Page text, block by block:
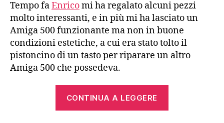
Amiga
con
parti
Apple
Tempo faEnricomi ha regalato alcuni pezzi
molto interessanti, e in più mi ha lasciato un
Amiga 500 funzionante ma non in buone
condizioni estetiche, a cui era stato tolto il
pistoncino di un tasto per riparare un altro
Amiga 500 che possedeva.
CONTINUA A LEGGERE